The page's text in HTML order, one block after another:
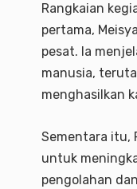
Rangkaian
pertama,
pesat. Ia
manusia,
menghasilkan
Sementara itu,
untuk
pengolahan